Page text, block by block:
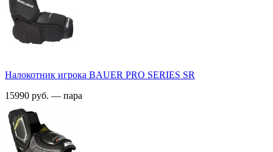
Налокотник игрока BAUER PRO SERIES SR
15990 руб. — пара